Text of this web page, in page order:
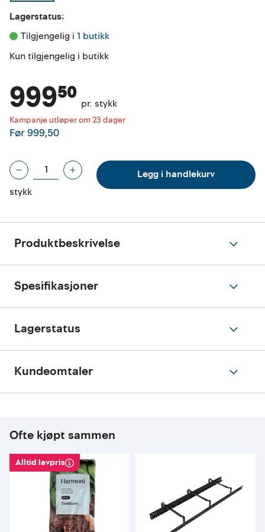
Lagerstatus:
Tilgjengelig i 1 butikk
Kun tilgjengelig i butikk
Kampanje utløper om 23 dager
999⁵⁰ pr. stykk
Før999,50
stykk
Legg i handlekurv
Produktbeskrivelse
Spesifikasjoner
Lagerstatus
Kundeomtaler
Ofte kjøpt sammen
Alltid lavpris